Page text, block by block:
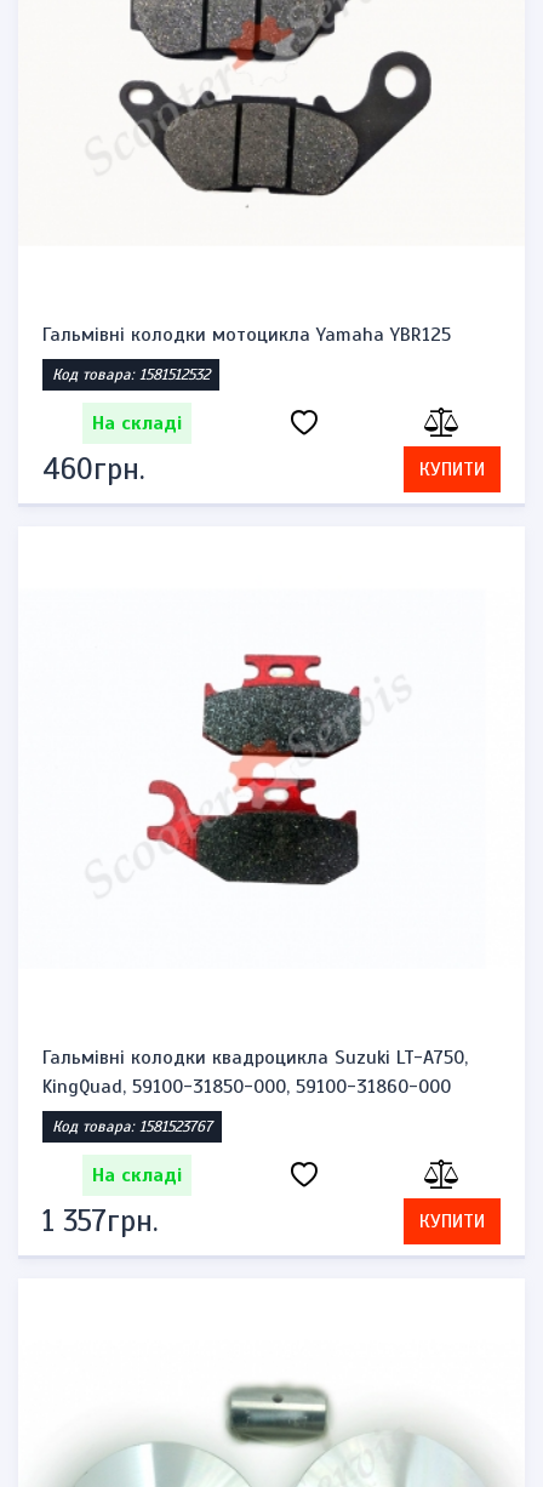
Гальмівні колодки мотоцикла Yamaha YBR125
Код товара: 1581512532
На складі
460грн. КУПИТИ
Гальмівні колодки квадроцикла Suzuki LT-A750,
KingQuad, 59100-31850-000, 59100-31860-000
Код товара: 1581523767
На складі
1 357грн. КУПИТИ